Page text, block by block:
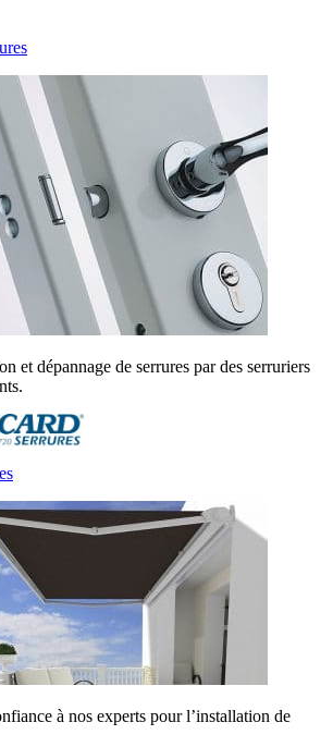
et dépannage de serrures par des serruriers
à nos experts pour l’installation de